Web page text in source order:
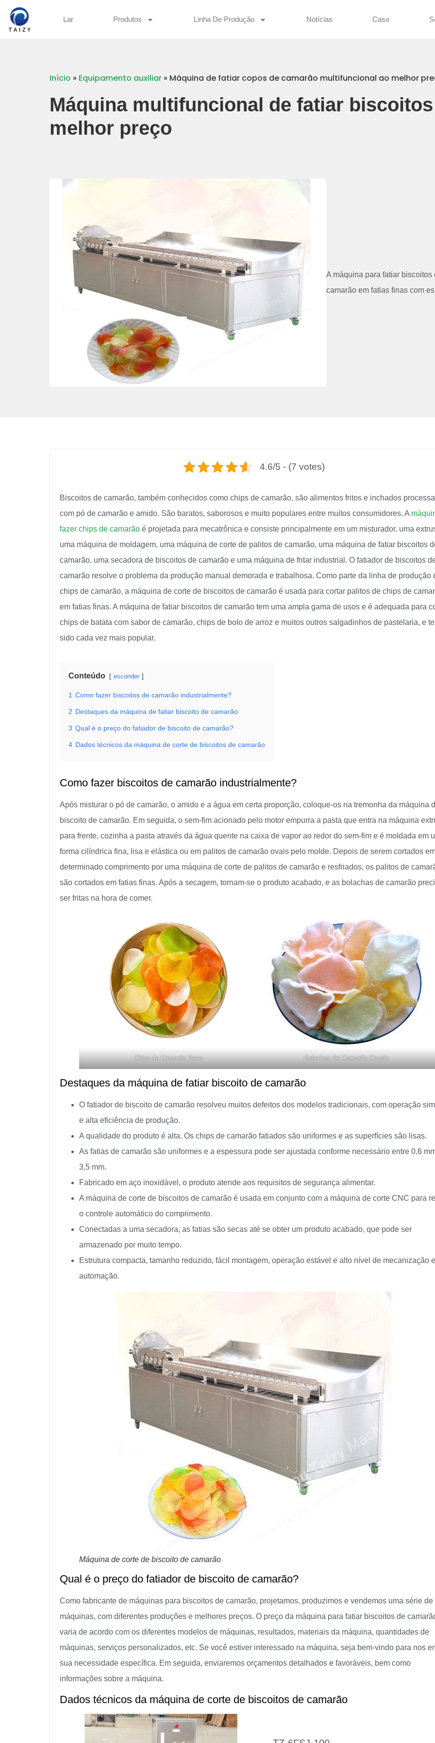
Lar Produtos Linha De Produção Notícias Caso
Início » Equipamento auxiliar » Máquina de fatiar copos de camarão multifuncional ao melhor
Máquina multifuncional de fatiar
melhor preço
A máquina para fatiar
camarão em fatias finas com
4.6/5 - (7 votes)
Biscoitos de camarão, também conhecidos como chips de camarão, são alimentos fritos e inchados
com pó de camarão e amido. São baratos, saborosos e muito populares entre muitos consumidores. A
fazer chips de camarão é projetada para mecatrônica e consiste principalmente em um misturador, uma
uma máquina de moldagem, uma máquina de corte de palitos de camarão, uma máquina de fatiar biscoitos
camarão, uma secadora de biscoitos de camarão e uma máquina de fritar industrial. O fatiador de biscoitos
camarão resolve o problema da produção manual demorada e trabalhosa. Como parte da linha de produção
chips de camarão, a máquina de corte de biscoitos de camarão é usada para cortar palitos de chips de
em fatias finas. A máquina de fatiar biscoitos de camarão tem uma ampla gama de usos e é adequada para
chips de batata com sabor de camarão, chips de bolo de arroz e muitos outros salgadinhos de pastelaria, e
sido cada vez mais popular.
Conteúdo esconder
1 Como fazer biscoitos de camarão industrialmente?
2 Destaques da máquina de fatiar biscoito de camarão
3 Qual é o preço do fatiador de biscoito de camarão?
4 Dados técnicos da máquina de corte de biscoitos de camarão
Como fazer biscoitos de camarão industrialmente?
Após misturar o pó de camarão, o amido e a água em certa proporção, coloque-os na tremonha da máquina
biscoito de camarão. Em seguida, o sem-fim acionado pelo motor empurra a pasta que entra na máquina
para frente, cozinha a pasta através da água quente na caixa de vapor ao redor do sem-fim e é moldada em
forma cilíndrica fina, lisa e elástica ou em palitos de camarão ovais pelo molde. Depois de serem cortados
determinado comprimento por uma máquina de corte de palitos de camarão e resfriados, os palitos de
são cortados em fatias finas. Após a secagem, tornam-se o produto acabado, e as bolachas de camarão
ser fritas na hora de comer.
Chips de Camarão Seco Bolachas De Camarão Cozido
Destaques da máquina de fatiar biscoito de camarão
O fatiador de biscoito de camarão resolveu muitos defeitos dos modelos tradicionais, com operação
e alta eficiência de produção.
A qualidade do produto é alta. Os chips de camarão fatiados são uniformes e as superfícies são lisas.
As fatias de camarão são uniformes e a espessura pode ser ajustada conforme necessário entre 0,6
3,5 mm.
Fabricado em aço inoxidável, o produto atende aos requisitos de segurança alimentar.
A máquina de corte de biscoitos de camarão é usada em conjunto com a máquina de corte CNC para
o controle automático do comprimento.
Conectadas a uma secadora, as fatias são secas até se obter um produto acabado, que pode ser
armazenado por muito tempo.
Estrutura compacta, tamanho reduzido, fácil montagem, operação estável e alto nível de mecanização e
automação.
Máquina de corte de biscoito de camarão
Qual é o preço do fatiador de biscoito de camarão?
Como fabricante de máquinas para biscoitos de camarão, projetamos, produzimos e vendemos uma série de
máquinas, com diferentes produções e melhores preços. O preço da máquina para fatiar biscoitos de
varia de acordo com os diferentes modelos de máquinas, resultados, materiais da máquina, quantidades de
máquinas, serviços personalizados, etc. Se você estiver interessado na máquina, seja bem-vindo para nos
sua necessidade específica. Em seguida, enviaremos orçamentos detalhados e favoráveis, bem como
informações sobre a máquina.
Dados técnicos da máquina de corte de biscoitos de camarão